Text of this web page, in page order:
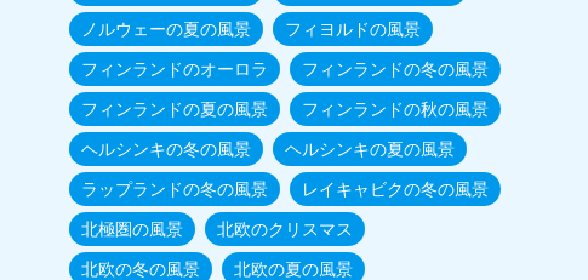
ノルウェーの夏の風景 フィヨルドの風景
フィンランドのオーロラ フィンランドの冬の風景
フィンランドの夏の風景 フィンランドの秋の風景
ヘルシンキの冬の風景 ヘルシンキの夏の風景
ラップランドの冬の風景 レイキャビクの冬の風景
北極圏の風景 北欧のクリスマス
北欧の冬の風景 北欧の夏の風景